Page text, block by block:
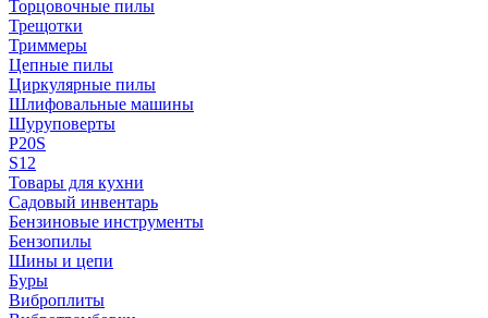
Торцовочные пилы
Трещотки
Триммеры
Цепные пилы
Циркулярные пилы
Шлифовальные машины
Шуруповерты
P20S
S12
Товары для кухни
Садовый инвентарь
Бензиновые инструменты
Бензопилы
Шины и цепи
Буры
Виброплиты